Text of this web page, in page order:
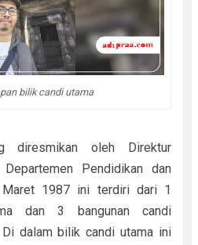
bilik candi utama
diresmikan oleh Direktur
Pendidikan dan
Maret 1987 ini terdiri dari 1
dan 3 bangunan candi
dalam bilik candi utama ini